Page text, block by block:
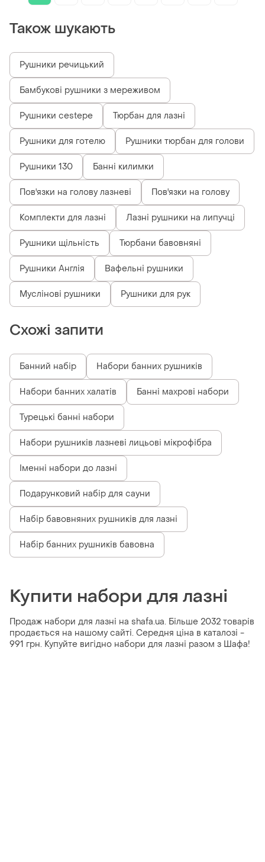
Також шукають
Рушники речицький
Бамбукові рушники з мереживом
Рушники cestepe Тюрбан для лазні
Рушники для готелю Рушники тюрбан для голови
Рушники 130 Банні килимки
Пов'язки на голову лазневі Пов'язки на голову
Комплекти для лазні Лазні рушники на липучці
Рушники щільність Тюрбани бавовняні
Рушники Англія Вафельні рушники
Муслінові рушники Рушники для рук
Схожі запити
Банний набір Набори банних рушників
Набори банних халатів Банні махрові набори
Турецькі банні набори
Набори рушників лазневі лицьові мікрофібра
Іменні набори до лазні
Подарунковий набір для сауни
Набір бавовняних рушників для лазні
Набір банних рушників бавовна
Купити набори для лазні
Продаж набори для лазні на shafa.ua. Більше 2032 товарів
продається на нашому сайті. Середня ціна в каталозі -
991 грн. Купуйте вигідно набори для лазні разом з Шафа!